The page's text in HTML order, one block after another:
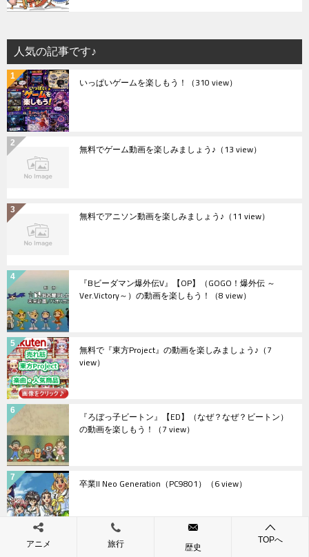
人気の記事です♪
いっぱいゲームを楽しもう！ （310 view）
無料でゲーム動画を楽しみましょう♪ （13 view）
無料でアニソン動画を楽しみましょう♪ （11 view）
『Bビーダマン爆外伝V』【OP】（GOGO！爆外伝 ～
Ver.Victory～）の動画を楽しもう！ （8 view）
無料で『東方Project』の動画を楽しみましょう♪ （7
view）
『ろぼっ子ビートン』【ED】（なぜ？なぜ？ビートン）
の動画を楽しもう！ （7 view）
卒業II Neo Generation（PC9801） （6 view）
旅行するなら効率的に最安値のホテル探そう♪
アニメ 旅行 歴史
TOPへ